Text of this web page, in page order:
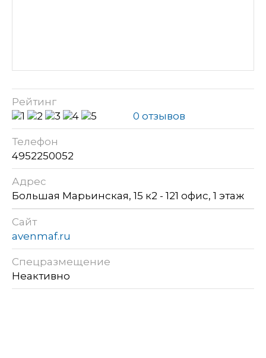
Рейтинг
0 отзывов
Телефон
4952250052
Адрес
Большая Марьинская, 15 к2 - 121 офис, 1 этаж
Сайт
avenmaf.ru
Спецразмещение
Неактивно